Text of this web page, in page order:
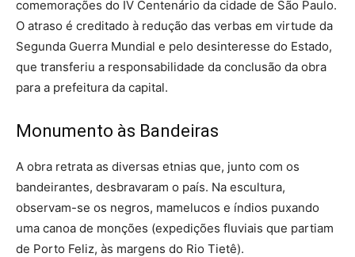
comemorações do IV Centenário da cidade de São Paulo.
O atraso é creditado à redução das verbas em virtude da
Segunda Guerra Mundial e pelo desinteresse do Estado,
que transferiu a responsabilidade da conclusão da obra
para a prefeitura da capital.
Monumento às Bandeiras
A obra retrata as diversas etnias que, junto com os
bandeirantes, desbravaram o país. Na escultura,
observam-se os negros, mamelucos e índios puxando
uma canoa de monções (expedições fluviais que partiam
de Porto Feliz, às margens do Rio Tietê).